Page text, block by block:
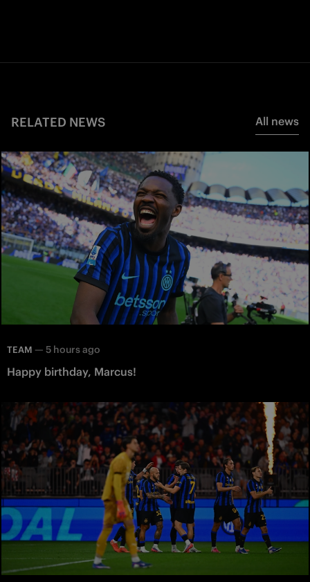
RELATED NEWS All news
TEAM — 5 hours ago
Happy birthday, Marcus!